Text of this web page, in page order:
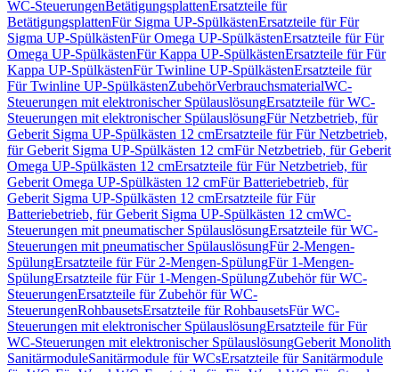
WC-SteuerungenBetätigungsplattenErsatzteile für
BetätigungsplattenFür Sigma UP-SpülkästenErsatzteile für Für
Sigma UP-SpülkästenFür Omega UP-SpülkästenErsatzteile für Für
Omega UP-SpülkästenFür Kappa UP-SpülkästenErsatzteile für Für
Kappa UP-SpülkästenFür Twinline UP-SpülkästenErsatzteile für
Für Twinline UP-SpülkästenZubehörVerbrauchsmaterialWC-
Steuerungen mit elektronischer SpülauslösungErsatzteile für WC-
Steuerungen mit elektronischer SpülauslösungFür Netzbetrieb, für
Geberit Sigma UP-Spülkästen 12 cmErsatzteile für Für Netzbetrieb,
für Geberit Sigma UP-Spülkästen 12 cmFür Netzbetrieb, für Geberit
Omega UP-Spülkästen 12 cmErsatzteile für Für Netzbetrieb, für
Geberit Omega UP-Spülkästen 12 cmFür Batteriebetrieb, für
Geberit Sigma UP-Spülkästen 12 cmErsatzteile für Für
Batteriebetrieb, für Geberit Sigma UP-Spülkästen 12 cmWC-
Steuerungen mit pneumatischer SpülauslösungErsatzteile für WC-
Steuerungen mit pneumatischer SpülauslösungFür 2-Mengen-
SpülungErsatzteile für Für 2-Mengen-SpülungFür 1-Mengen-
SpülungErsatzteile für Für 1-Mengen-SpülungZubehör für WC-
SteuerungenErsatzteile für Zubehör für WC-
SteuerungenRohbausetsErsatzteile für RohbausetsFür WC-
Steuerungen mit elektronischer SpülauslösungErsatzteile für Für
WC-Steuerungen mit elektronischer SpülauslösungGeberit Monolith
SanitärmoduleSanitärmodule für WCsErsatzteile für Sanitärmodule